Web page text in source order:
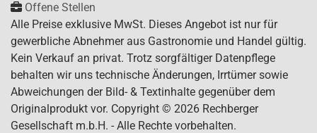
Offene Stellen
Alle Preise exklusive MwSt. Dieses Angebot ist nur für
gewerbliche Abnehmer aus Gastronomie und Handel gültig.
Kein Verkauf an privat. Trotz sorgfältiger Datenpflege
behalten wir uns technische Änderungen, Irrtümer sowie
Abweichungen der Bild- & Textinhalte gegenüber dem
Originalprodukt vor. Copyright © 2026 Rechberger
Gesellschaft m.b.H. - Alle Rechte vorbehalten.